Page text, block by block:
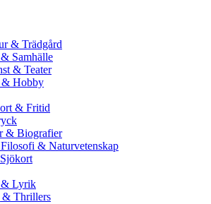
& Trädgård
Samhälle
& Teater
& Hobby
& Fritid
& Biografier
& Naturvetenskap
& Lyrik
& Thrillers